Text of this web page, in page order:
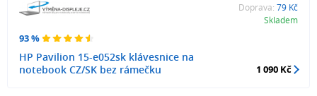
93 %
HP Pavilion 15-e052sk klávesnice na
notebook CZ/SK bez rámečku
Doprava: 79 Kč
Skladem
1 090 Kč